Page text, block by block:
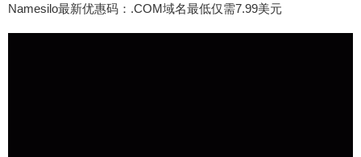
Namesilo最新优惠码：.COM域名最低仅需7.99美元